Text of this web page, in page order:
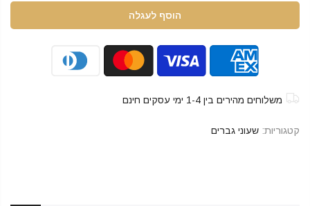
הוסף לעגלה
משלוחים מהירים בין 1-4 ימי עסקים חינם
קטגוריות: שעוני גברים